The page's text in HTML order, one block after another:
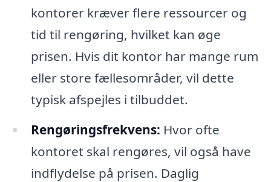
kontorer kræver flere ressourcer og
tid til rengøring, hvilket kan øge
prisen. Hvis dit kontor har mange rum
eller store fællesområder, vil dette
typisk afspejles i tilbuddet.
Rengøringsfrekvens: Hvor ofte
kontoret skal rengøres, vil også have
indflydelse på prisen. Daglig